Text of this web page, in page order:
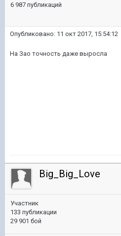
6 987 публикаций
Опубликовано: 11 окт 2017, 15:54:12
На Зао точность даже выросла
Big_Big_Love
Участник
133 публикации
29 901 бой